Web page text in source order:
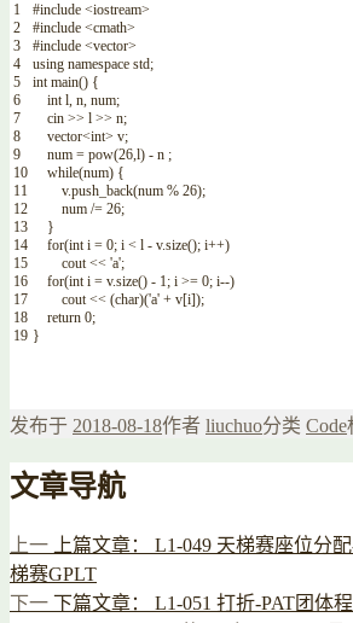
1
2
3
4
5
6
7
8
9
10
11
12
13
14
15
16
17
18
19
#include <iostream>
#include <cmath>
#include <vector>
using namespace std;
int main() {
int l, n, num;
cin >> l >> n;
vector<int> v;
num = pow(26,l) - n ;
while(num) {
v.push_back(num % 26);
num /= 26;
}
for(int i = 0; i < l - v.size(); i++)
cout << 'a';
for(int i = v.size() - 1; i >= 0; i--)
cout << (char)('a' + v[i]);
return 0;
}
发布于 2018-08-18作者 liuchuo分类 Code
文章导航
上一 上篇文章：
L1-049 天梯赛座位分
梯赛GPLT
下一 下篇文章：
L1-051 打折-PAT团体